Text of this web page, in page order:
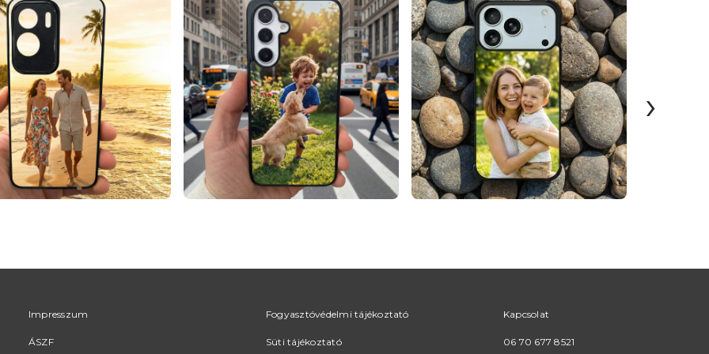
›
Impresszum
ÁSZF
Fogyasztóvédelmi tájékoztató
Süti tájékoztató
Kapcsolat
06 70 677 8521